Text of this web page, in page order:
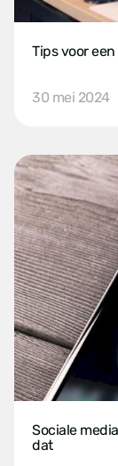
Tips voor
30 mei 2024
Sociale
dat